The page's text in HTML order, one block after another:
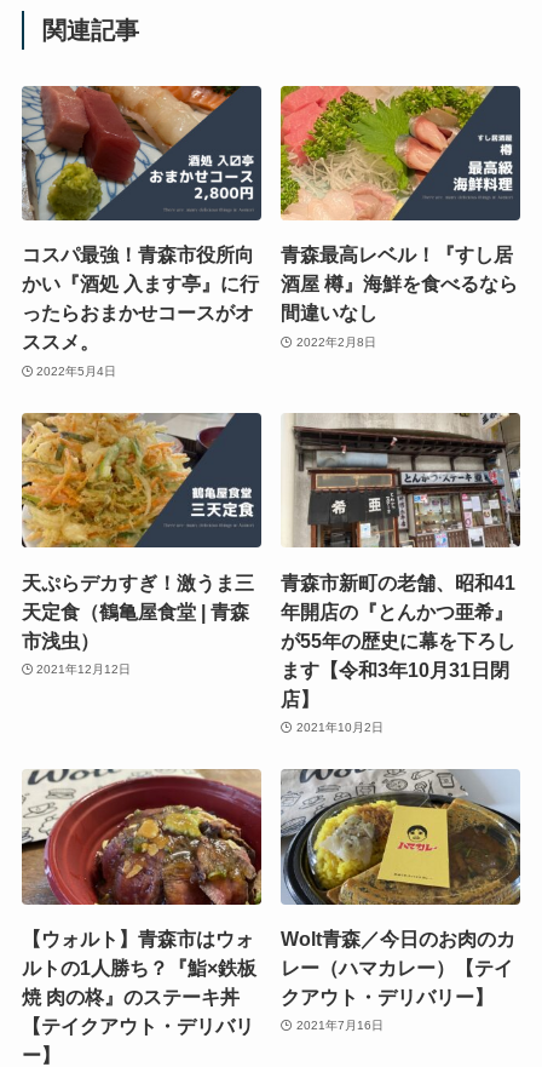
関連記事
コスパ最強！青森市役所向
かい『酒処 入ます亭』に行
ったらおまかせコースがオ
ススメ。
2022年5月4日
青森最高レベル！『すし居
酒屋 樽』海鮮を食べるなら
間違いなし
2022年2月8日
天ぷらデカすぎ！激うま三
天定食（鶴亀屋食堂 | 青森
市浅虫）
2021年12月12日
青森市新町の老舗、昭和41
年開店の『とんかつ亜希』
が55年の歴史に幕を下ろし
ます【令和3年10月31日閉
店】
2021年10月2日
【ウォルト】青森市はウォ
ルトの1人勝ち？『鮨×鉄板
焼 肉の柊』のステーキ丼
【テイクアウト・デリバリ
ー】
Wolt青森／今日のお肉のカ
レー（ハマカレー）【テイ
クアウト・デリバリー】
2021年7月16日